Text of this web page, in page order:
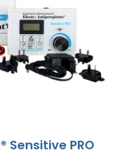
Sensitive PRO